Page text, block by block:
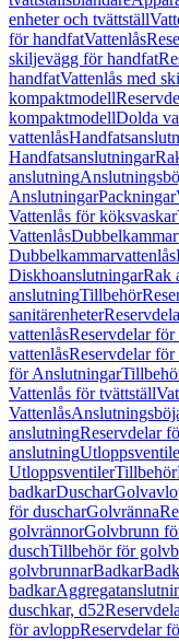
enheter och tvättställ
för handfatVattenlås
skiljevägg för handfat
handfatVattenlås med
kompaktmodell
kompaktmodellDolda
vattenlås
Handfatsanslutningar
anslutning
AnslutningarPackningar
Vattenlås för köksvaskar
Vattenlås
Dubbelkammarvattenlås
DiskhoanslutningarRak
anslutningTillbehör
sanitärenheter
vattenlåsReservdelar
vattenlåsReservdelar
för Anslutningar
Vattenlås för tvättställ
Vattenlås
anslutningReservdelar
anslutning
UtloppsventilerTillbehör
badkarDuschar
för duscharGolvränna
golvrännorGolvbrunn
duschTillbehör för
golvbrunnarBadkar
badkar
duschkar, d52
för avloppReservdelar